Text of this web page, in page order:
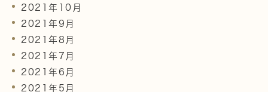
2021年10月
2021年9月
2021年8月
2021年7月
2021年6月
2021年5月